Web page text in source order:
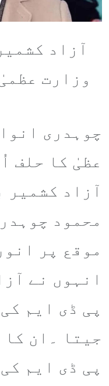
آزاد
وزارت
چوہدری
عظیٰ کا حلف
آزاد کشمیر
محمود
موقع پر
انہوں نے
پی ڈی ایم
جیتا ۔ان کا
پی ڈی ایم